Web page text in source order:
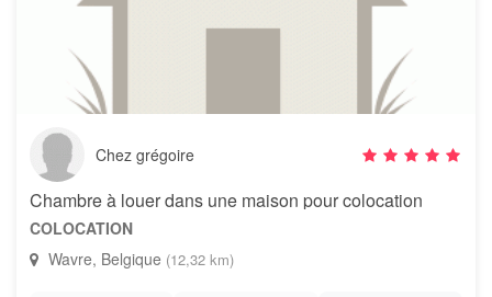
Chez grégoire
Chambre à louer dans une maison pour colocation
COLOCATION
Wavre, Belgique (12,32 km)